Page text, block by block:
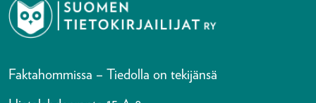
Faktahommissa – Tiedolla on tekijänsä